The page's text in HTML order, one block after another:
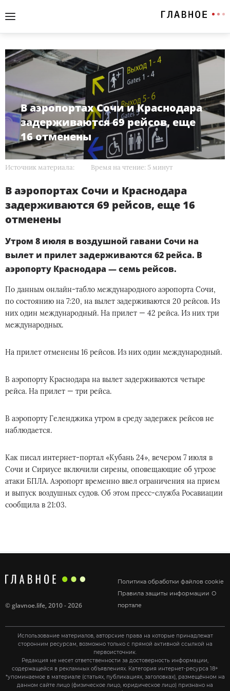
В аэропортах Сочи и Краснодара
задерживаются 69 рейсов, еще
16 отменены
Источник материала: Время на чтение: 5 минут
В аэропортах Сочи и Краснодара
задерживаются 69 рейсов, еще 16
отменены
Утром 8 июля в воздушной гавани Сочи на
вылет и прилет задерживаются 62 рейса. В
аэропорту Краснодара — семь рейсов.
По данным онлайн-табло международного аэропорта Сочи,
по состоянию на 7:20, на вылет задерживаются 20 рейсов. Из
них один международный. На прилет — 42 рейса. Из них три
международных.
На прилет отменены 16 рейсов. Из них один международный.
В аэропорту Краснодара на вылет задерживаются четыре
рейса. На прилет — три рейса.
В аэропорту Геленджика утром в среду задержек рейсов не
наблюдается.
Как писал интернет-портал «Кубань 24», вечером 7 июля в
Сочи и Сириусе включили сирены, оповещающие об угрозе
атаки БПЛА. Аэропорт временно ввел ограничения на прием
и выпуск воздушных судов. Об этом пресс-служба Росавиации
сообщила в 21:03.
Политика обработки файлов cookie
Правила защиты информации О
портале
©glavnoe.life, 2010 - 2026
Использование материалов, авторские права на которые принадлежат
сторонним ресурсам, возможно только с прямой активной ссылкой на
первоисточник.
Редакция не несет ответственности за достоверность информации,
содержащейся в рекламных объявлениях. Категория интернет-ресурса 18+
*упоминаемое в материале (статьях, публикациях, заголовках), размещённом на
данном сайте лицо (физическое лицо, юридическое лицо) признано на